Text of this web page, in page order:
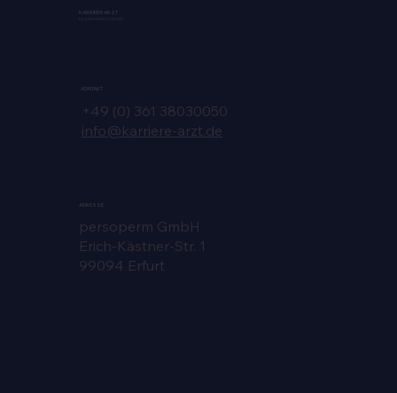
KARRIERE ARZT
KONTAKT
+49 (0) 361 38030050
info@karriere-arzt.de
ADRESSE
persoperm GmbH
Erich-Kästner-Str. 1
99094 Erfurt